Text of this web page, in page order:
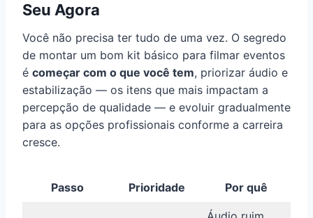
Seu Agora
Você não precisa ter tudo de uma vez. O segredo
de montar um bom kit básico para filmar eventos
é começar com o que você tem, priorizar áudio e
estabilização — os itens que mais impactam a
percepção de qualidade — e evoluir gradualmente
para as opções profissionais conforme a carreira
cresce.
Passo Prioridade Por quê